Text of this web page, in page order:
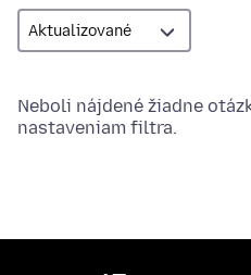
Neboli nájdené žiadne
nastaveniam filtra.